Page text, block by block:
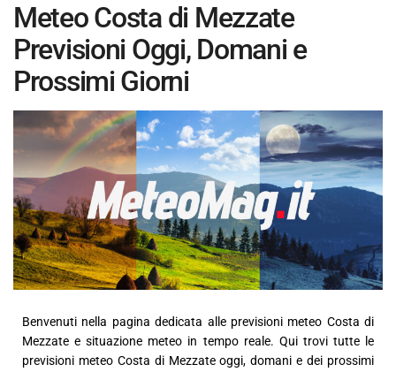
Meteo Costa di Mezzate
Previsioni Oggi, Domani e
Prossimi Giorni
Benvenuti nella pagina dedicata alle previsioni meteo Costa di
Mezzate e situazione meteo in tempo reale. Qui trovi tutte le
previsioni meteo Costa di Mezzate oggi, domani e dei prossimi